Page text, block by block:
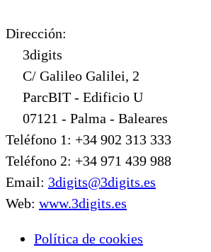
Dirección:
3digits
C/ Galileo Galilei, 2
ParcBIT - Edificio U
07121 - Palma - Baleares
Teléfono 1: +34 902 313 333
Teléfono 2: +34 971 439 988
Email: 3digits@3digits.es
Web: www.3digits.es
Política de cookies